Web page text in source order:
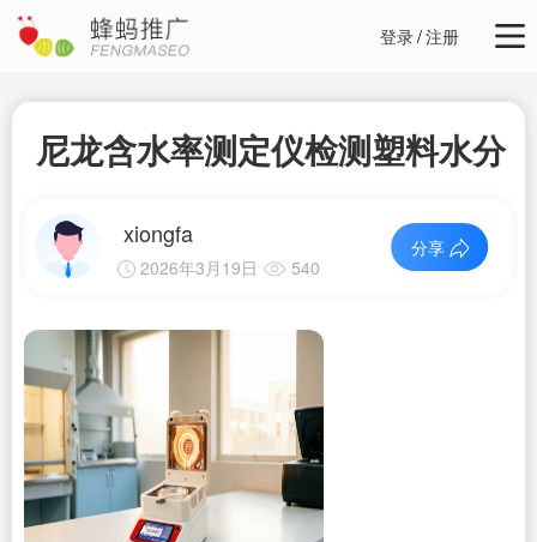
登录/注册
尼龙含水率测定仪检测塑料水分
xiongfa
2026年3月19日 540
分享